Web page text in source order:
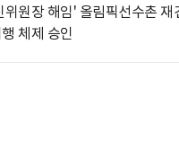
위원장 해임' 올림픽선수촌
체제 승인